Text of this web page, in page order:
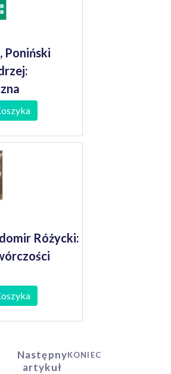
Poniński
Różycki:
Następny
artykuł
KONIEC